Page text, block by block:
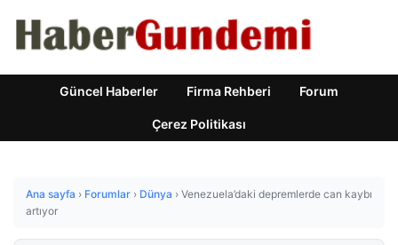
Güncel Haberler Firma Rehberi Forum
Çerez Politikası
Ana sayfa › Forumlar › Dünya › Venezuela’daki depremlerde can kaybı
artıyor